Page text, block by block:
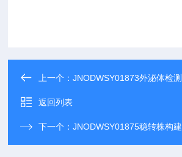
上一个：JNODWSY01873外泌体检测
返回列表
下一个：JNODWSY01875稳转株构建